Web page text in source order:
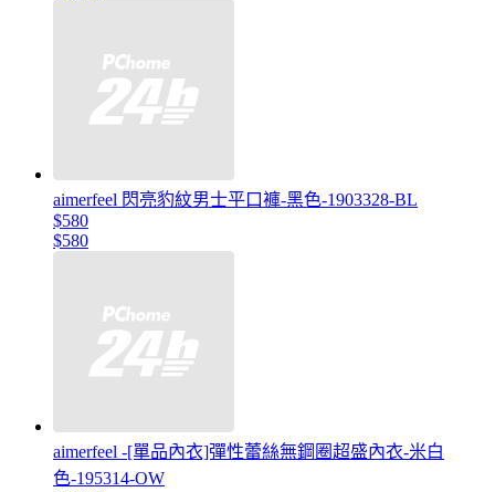
aimerfeel 閃亮豹紋男士平口褲-黑色-1903328-BL
$580
$580
aimerfeel -[單品內衣]彈性蕾絲無鋼圈超盛內衣-米白
色-195314-OW